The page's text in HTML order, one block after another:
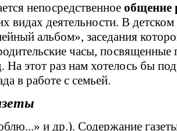
непосредственноеобщение
видах деятельности. В
альбом», заседания
часы,
этот раз нам хотелось бы
в работе с семьей.
и др.). Содержание